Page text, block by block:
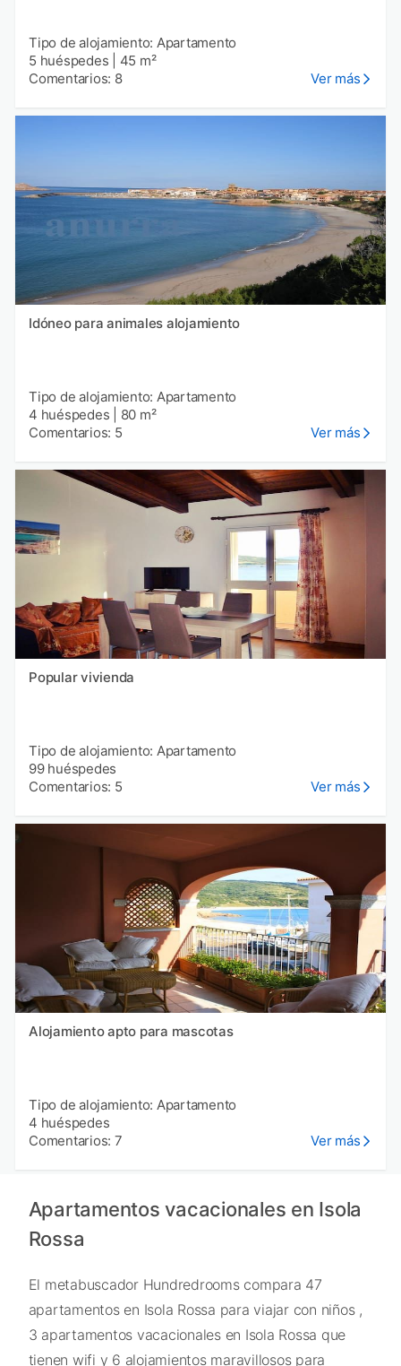
Tipo de alojamiento: Apartamento
5 huéspedes
45 m²
Comentarios: 8
Ver más
Idóneo para animales alojamiento
Tipo de alojamiento: Apartamento
4 huéspedes
80 m²
Comentarios: 5
Ver más
Popular vivienda
Tipo de alojamiento: Apartamento
99 huéspedes
Comentarios: 5
Ver más
Alojamiento apto para mascotas
Tipo de alojamiento: Apartamento
4 huéspedes
Comentarios: 7
Ver más
Apartamentos vacacionales en Isola
Rossa
El metabuscador Hundredrooms compara 47
apartamentos en Isola Rossa para viajar con niños ,
3 apartamentos vacacionales en Isola Rossa que
tienen wifi y 6 alojamientos maravillosos para